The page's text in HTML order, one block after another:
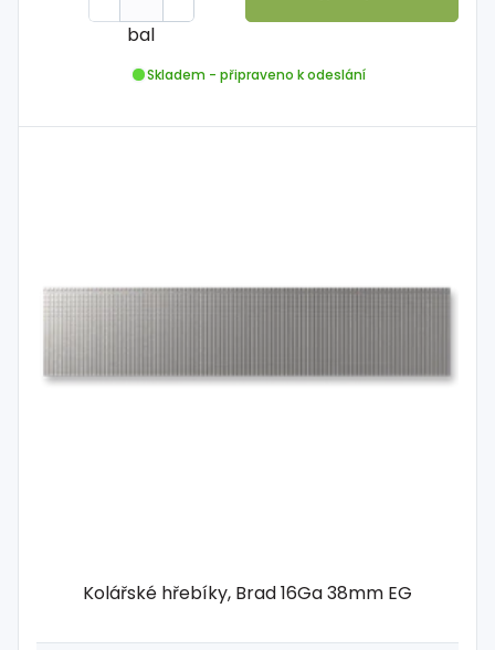
bal
Skladem - připraveno k odeslání
Kolářské hřebíky, Brad 16Ga 38mm EG